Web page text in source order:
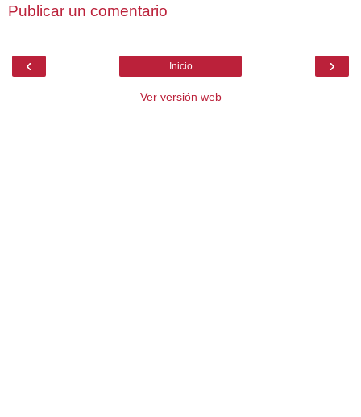
Publicar un comentario
‹ ›
Inicio
Ver versión web